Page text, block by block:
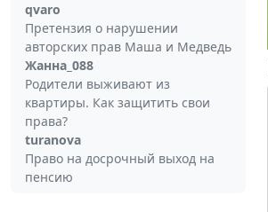
qvaro
Претензия о нарушении
авторских прав Маша и Медведь
Жанна_088
Родители выживают из
квартиры. Как защитить свои
права?
turanova
Право на досрочный выход на
пенсию